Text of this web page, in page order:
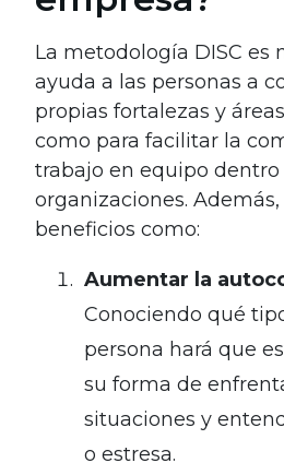
La metodología DISC es
ayuda a las personas a
propias fortalezas y
como para facilitar la
trabajo en equipo dentro
organizaciones.
beneficios como:
Aumentar la
Conociendo qué
persona hará que
su forma de
situaciones y
o estresa.